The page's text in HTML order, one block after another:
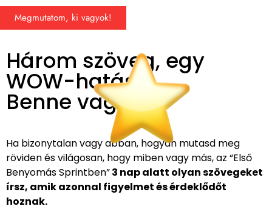
Megmutatom, ki vagyok!
Három szöveg, egy
WOW-hatás.
Benne vagy?
Ha bizonytalan vagy abban, hogyan mutasd meg
röviden és világosan, hogy miben vagy más, az “Első
Benyomás Sprintben”3 nap alatt olyan szövegeket
írsz, amik azonnal figyelmet és érdeklődőt
hoznak.